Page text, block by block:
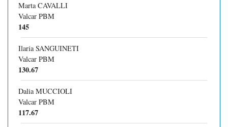
Marta CAVALLI
Valcar PBM
145
Ilaria SANGUINETI
Valcar PBM
130.67
Dalia MUCCIOLI
Valcar PBM
117.67